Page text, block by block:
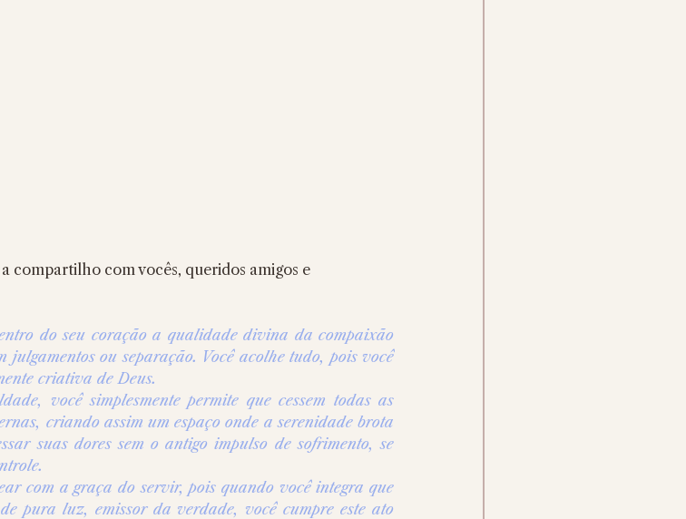
compartilho com vocês, queridos amigos e
do seu coração a qualidade divina da compaixão
julgamentos ou separação. Você acolhe tudo, pois você
criativa de Deus.
você simplesmente permite que cessem todas as
criando assim um espaço onde a serenidade brota
suas dores sem o antigo impulso de sofrimento, se
com a graça do servir, pois quando você integra que
pura luz, emissor da verdade, você cumpre este ato